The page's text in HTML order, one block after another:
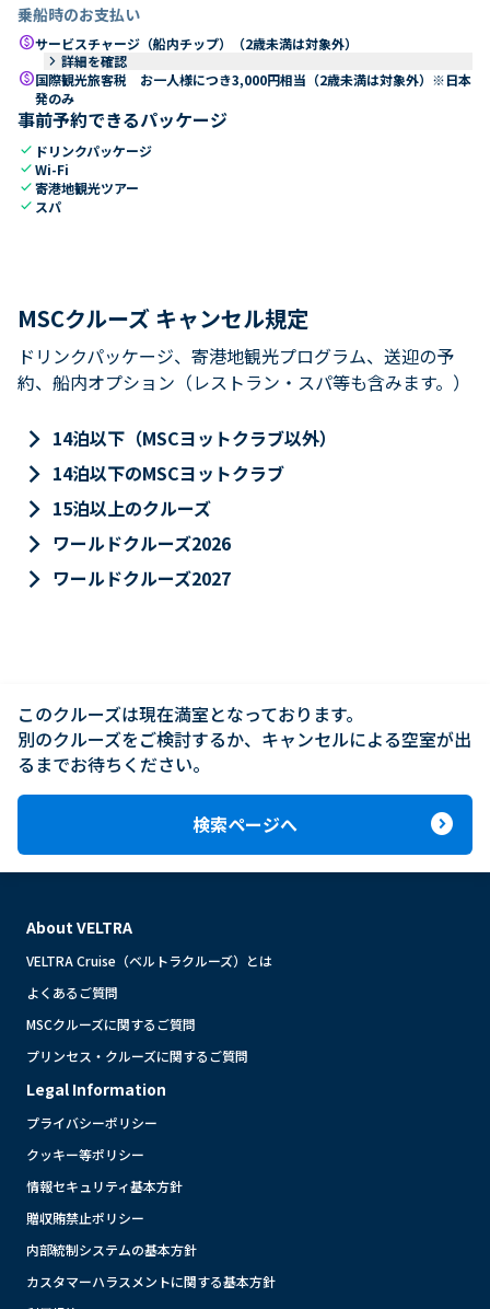
乗船時のお支払い
paidサービスチャージ（船内チップ）（2歳未満は対象外）
keyboard_arrow_right 詳細を確認
paid国際観光旅客税 お一人様につき3,000円相当（2歳未満は対象外）※日本
発のみ
事前予約できるパッケージ
check ドリンクパッケージ
checkWi-Fi
check寄港地観光ツアー
check スパ
MSCクルーズ キャンセル規定
ドリンクパッケージ、寄港地観光プログラム、送迎の予
約、船内オプション（レストラン・スパ等も含みます。）
keyboard_arrow_right 14泊以下（MSCヨットクラブ以外）
keyboard_arrow_right 14泊以下のMSCヨットクラブ
keyboard_arrow_right 15泊以上のクルーズ
keyboard_arrow_right ワールドクルーズ2026
keyboard_arrow_right ワールドクルーズ2027
このクルーズは現在満室となっております。
別のクルーズをご検討するか、キャンセルによる空室が出
るまでお待ちください。
検索ページへ expand_circle_right
About VELTRA
VELTRA Cruise（ベルトラクルーズ）とは
よくあるご質問
MSCクルーズに関するご質問
プリンセス・クルーズに関するご質問
Legal Information
プライバシーポリシー
クッキー等ポリシー
情報セキュリティ基本方針
贈収賄禁止ポリシー
内部統制システムの基本方針
カスタマーハラスメントに関する基本方針